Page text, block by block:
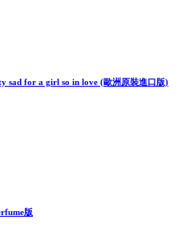
sad for a girl so in love (歐洲原裝進口版)
版